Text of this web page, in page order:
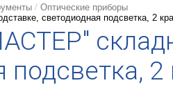
Оптические приборы
светодиодная подсветка, 2
подсветка,